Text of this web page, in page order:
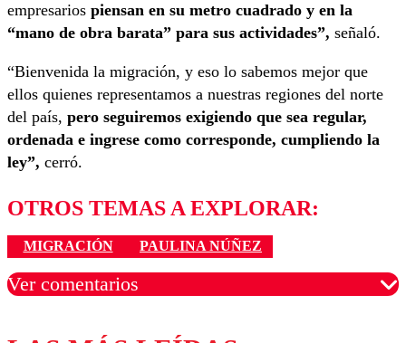
empresarios piensan en su metro cuadrado y en la
“mano de obra barata” para sus actividades”, señaló.
“Bienvenida la migración, y eso lo sabemos mejor que
ellos quienes representamos a nuestras regiones del norte
del país, pero seguiremos exigiendo que sea regular,
ordenada e ingrese como corresponde, cumpliendo la
ley”, cerró.
OTROS TEMAS A EXPLORAR:
MIGRACIÓN PAULINA NÚÑEZ
Ver comentarios